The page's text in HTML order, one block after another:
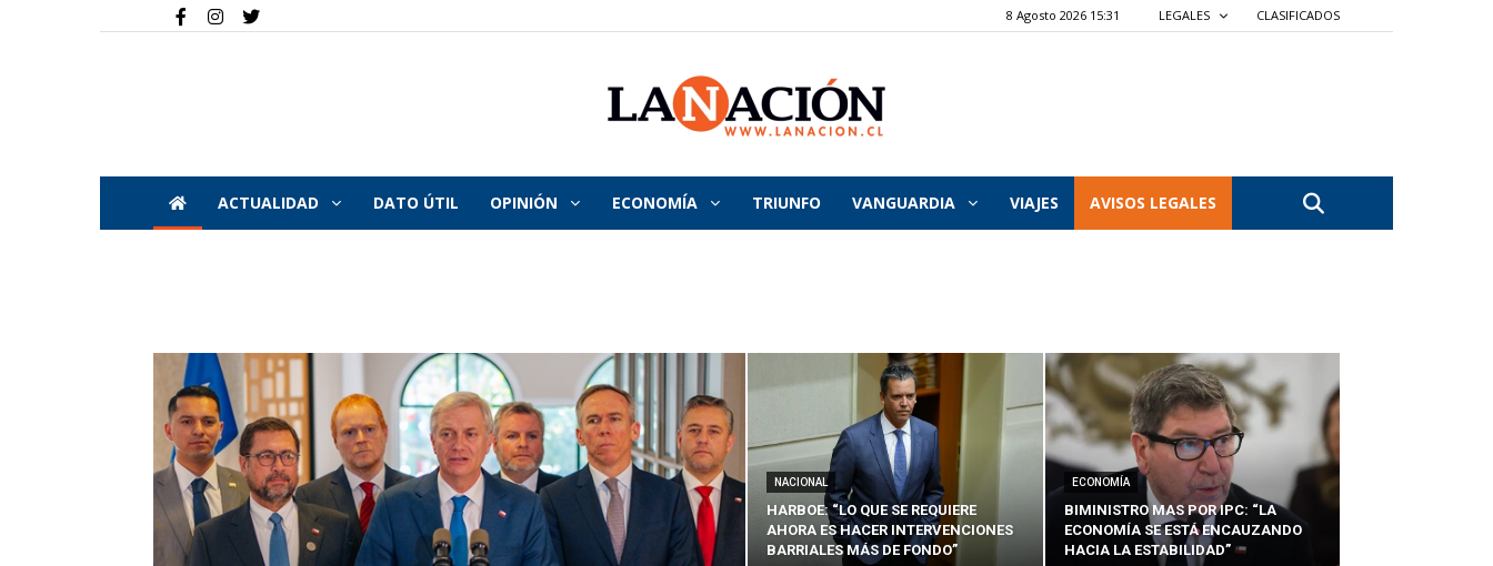
8 Agosto 2026 15:31 LEGALES CLASIFICADOS
La
Nación
ACTUALIDAD DATO ÚTIL OPINIÓN ECONOMÍA TRIUNFO VANGUARDIA VIAJES AVISOS LEGALES
NACIONAL
HARBOE: “LO QUE SE REQUIERE
AHORA ES HACER INTERVENCIONES
BARRIALES MÁS DE FONDO”
ECONOMÍA
BIMINISTRO MAS POR IPC: “LA
ECONOMÍA SE ESTÁ ENCAUZANDO
HACIA LA ESTABILIDAD”